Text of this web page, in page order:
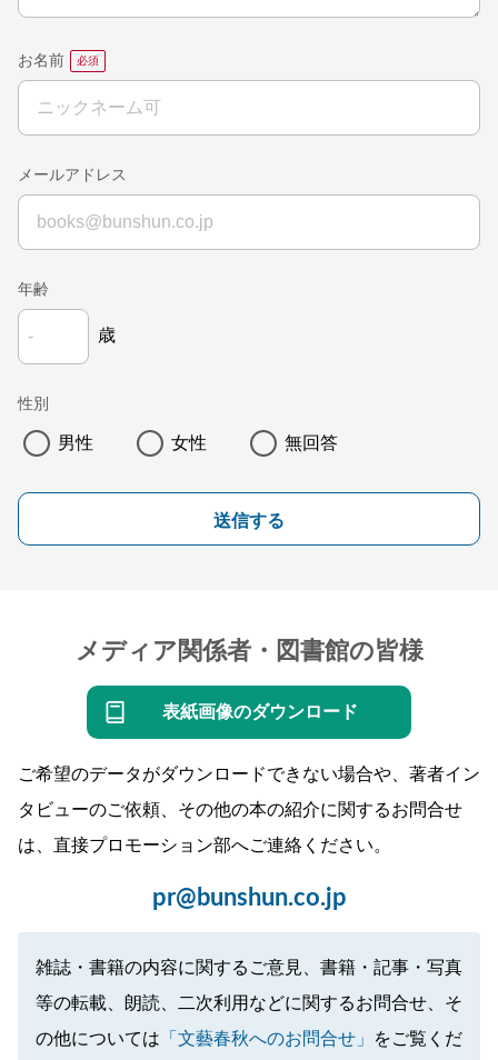
お名前
メールアドレス
年齢
歳
性別
男性 女性 無回答
送信する
メディア関係者・図書館の皆様
表紙画像のダウンロード
ご希望のデータがダウンロードできない場合や、著者イン
タビューのご依頼、その他の本の紹介に関するお問合せ
は、直接プロモーション部へご連絡ください。
pr@bunshun.co.jp
雑誌・書籍の内容に関するご意見、書籍・記事・写真
等の転載、朗読、二次利用などに関するお問合せ、そ
の他については 「文藝春秋へのお問合せ」 をご覧くだ